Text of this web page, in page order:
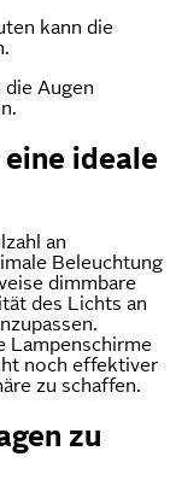
kann die
Augen
ideale
an
Beleuchtung
dimmbare
des Lichts an
Lampenschirme
noch effektiver
zu schaffen.
zu